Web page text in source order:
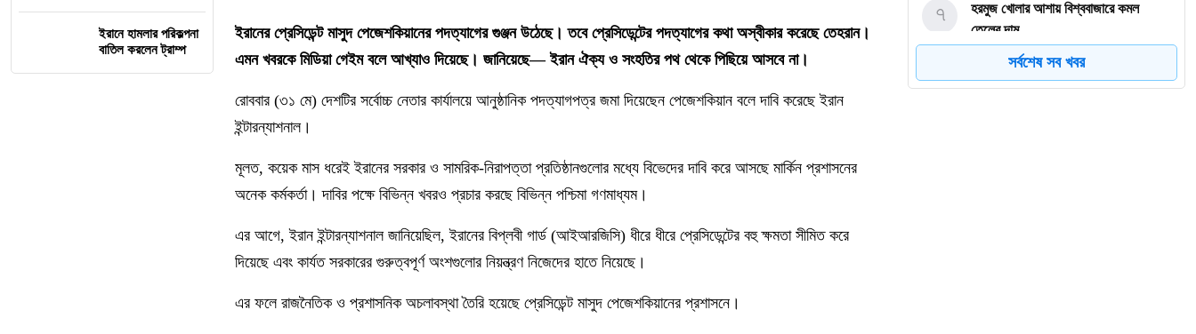
ইরানে হামলার পরিকল্পনা
বাতিল করলেন ট্রাম্প
ইরানের প্রেসিডেন্ট মাসুদ পেজেশকিয়ানের পদত্যাগের গুঞ্জন উঠেছে। তবে প্রেসিডেন্টের পদত্যাগের কথা অস্বীকার করেছে তেহরান।
এমন খবরকে মিডিয়া গেইম বলে আখ্যাও দিয়েছে। জানিয়েছে— ইরান ঐক্য ও সংহতির পথ থেকে পিছিয়ে আসবে না।
রোববার (৩১ মে) দেশটির সর্বোচ্চ নেতার কার্যালয়ে আনুষ্ঠানিক পদত্যাগপত্র জমা দিয়েছেন পেজেশকিয়ান বলে দাবি করেছে ইরান
ইন্টারন্যাশনাল।
মূলত, কয়েক মাস ধরেই ইরানের সরকার ও সামরিক-নিরাপত্তা প্রতিষ্ঠানগুলোর মধ্যে বিভেদের দাবি করে আসছে মার্কিন প্রশাসনের
অনেক কর্মকর্তা। দাবির পক্ষে বিভিন্ন খবরও প্রচার করছে বিভিন্ন পশ্চিমা গণমাধ্যম।
এর আগে, ইরান ইন্টারন্যাশনাল জানিয়েছিল, ইরানের বিপ্লবী গার্ড (আইআরজিসি) ধীরে ধীরে প্রেসিডেন্টের বহু ক্ষমতা সীমিত করে
দিয়েছে এবং কার্যত সরকারের গুরুত্বপূর্ণ অংশগুলোর নিয়ন্ত্রণ নিজেদের হাতে নিয়েছে।
এর ফলে রাজনৈতিক ও প্রশাসনিক অচলাবস্থা তৈরি হয়েছে প্রেসিডেন্ট মাসুদ পেজেশকিয়ানের প্রশাসনে।
হরমুজ খোলার আশায় বিশ্ববাজারে কমল
তেলের দাম
৭
মোদি এখন দুর্বল, এবার বড় আন্দোলনের
৮
সর্বশেষ সব খবর